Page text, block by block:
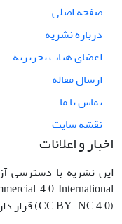
صفحه اصلی
درباره نشریه
اعضای هیات تحریریه
ارسال مقاله
تماس با ما
نقشه سایت
اخبار و اعلانات
این نشریه با دسترسی
4.0 International
(CC BY-NC 4.0) قرار دارند.